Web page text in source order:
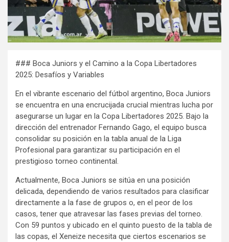
### Boca Juniors y el Camino a la Copa Libertadores
2025: Desafíos y Variables
En el vibrante escenario del fútbol argentino, Boca Juniors
se encuentra en una encrucijada crucial mientras lucha por
asegurarse un lugar en la Copa Libertadores 2025. Bajo la
dirección del entrenador Fernando Gago, el equipo busca
consolidar su posición en la tabla anual de la Liga
Profesional para garantizar su participación en el
prestigioso torneo continental.
Actualmente, Boca Juniors se sitúa en una posición
delicada, dependiendo de varios resultados para clasificar
directamente a la fase de grupos o, en el peor de los
casos, tener que atravesar las fases previas del torneo.
Con 59 puntos y ubicado en el quinto puesto de la tabla de
las copas, el Xeneize necesita que ciertos escenarios se